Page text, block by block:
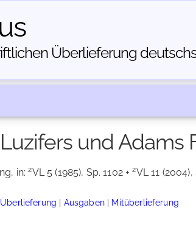
Über­lieferung
und Adams
in:2VL 5 (1985), Sp. 1102 +2VL 11 (2004),
Überlieferung | Ausgaben| Mitüberlieferung